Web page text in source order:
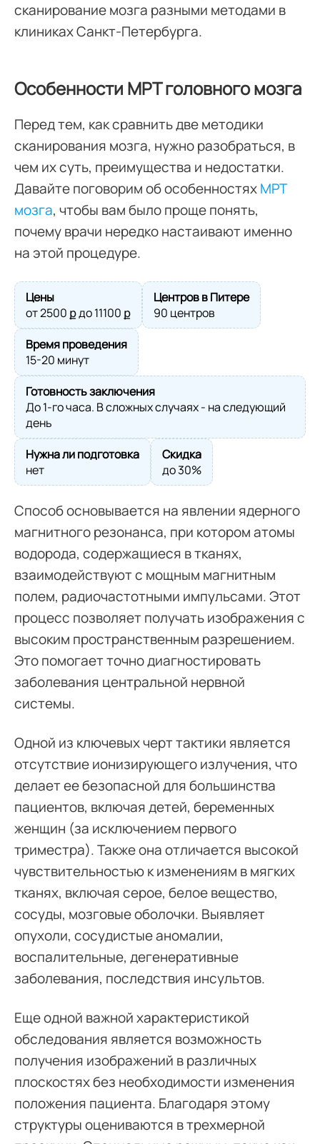
сканирование мозга разными методами в
клиниках Санкт-Петербурга.
Особенности МРТ головного мозга
Перед тем, как сравнить две методики
сканирования мозга, нужно разобраться, в
чем их суть, преимущества и недостатки.
Давайте поговорим об особенностяхМРТ
мозга, чтобы вам было проще понять,
почему врачи нередко настаивают именно
на этой процедуре.
Цены
от2500 ք до11100 ք
Центров в Питере
90 центров
Время проведения
15-20 минут
Готовность заключения
До 1-го часа. В сложных случаях - на следующий
день
Нужна ли подготовка
нет
Скидка
до 30%
Способ основывается на явлении ядерного
магнитного резонанса, при котором атомы
водорода, содержащиеся в тканях,
взаимодействуют с мощным магнитным
полем, радиочастотными импульсами. Этот
процесс позволяет получать изображения с
высоким пространственным разрешением.
Это помогает точно диагностировать
заболевания центральной нервной
системы.
Одной из ключевых черт тактики является
отсутствие ионизирующего излучения, что
делает ее безопасной для большинства
пациентов, включая детей, беременных
женщин (за исключением первого
триместра). Также она отличается высокой
чувствительностью к изменениям в мягких
тканях, включая серое, белое вещество,
сосуды, мозговые оболочки. Выявляет
опухоли, сосудистые аномалии,
воспалительные, дегенеративные
заболевания, последствия инсультов.
Еще одной важной характеристикой
обследования является возможность
получения изображений в различных
плоскостях без необходимости изменения
положения пациента. Благодаря этому
структуры оцениваются в трехмерной